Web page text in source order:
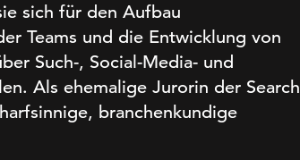
sich für den Aufbau
Teams und die Entwicklung von
Such-, Social-Media- und
Als ehemalige Jurorin der Search
branchenkundige